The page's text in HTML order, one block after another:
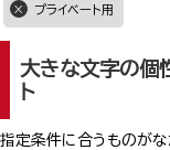
プライベート用
大きな文字の個
ト
指定条件に合うものがな